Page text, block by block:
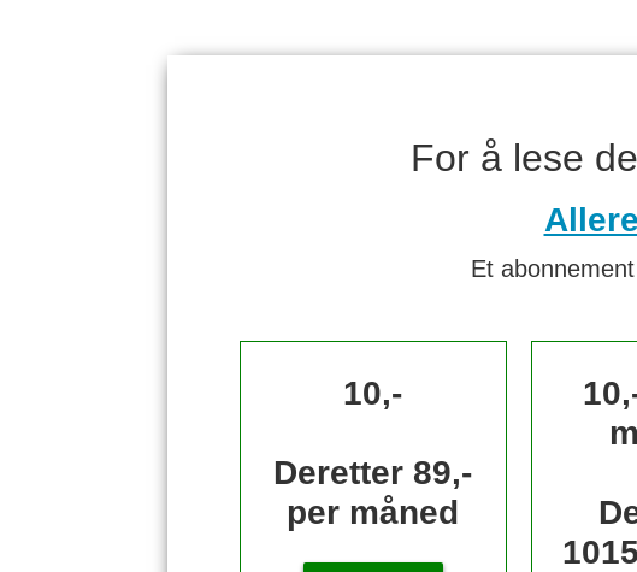
For å lese
Et
10,-
Deretter 89,-
per måned